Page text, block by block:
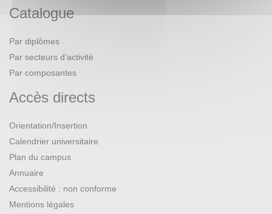
Catalogue
Par diplômes
Par secteurs d’activité
Par composantes
Accès directs
Orientation/Insertion
Calendrier universitaire
Plan du campus
Annuaire
Accessibilité : non conforme
Mentions légales